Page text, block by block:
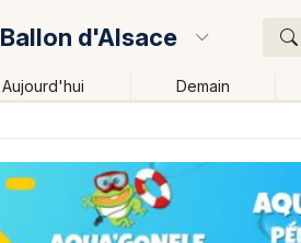
Ballon d'Alsace
Aujourd'hui Demain